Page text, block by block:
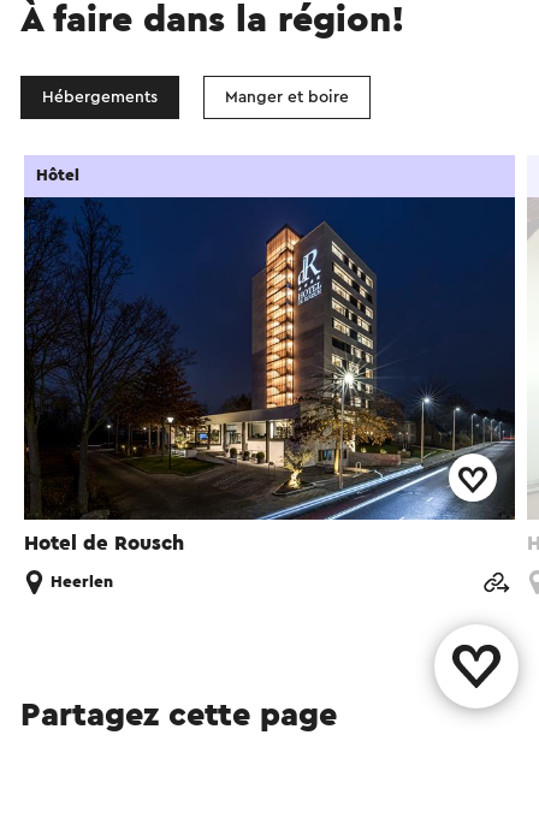
À faire dans la région!
Hébergements Manger et boire
Hotel de Rousch
Hôtel
Heerlen
Partagez cette page